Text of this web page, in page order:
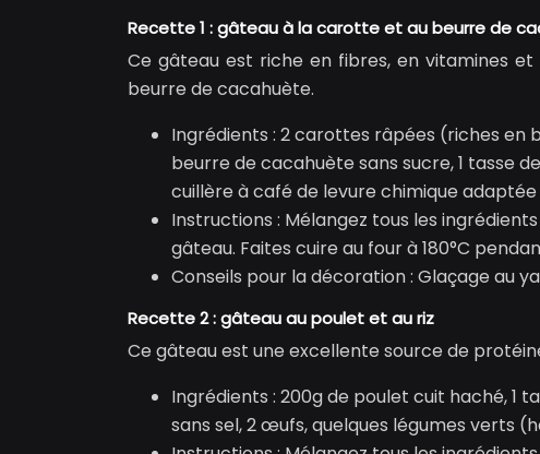
Recette 1 : gâteau à la carotte et au beurre de
Ce gâteau est riche en fibres, en vitamines
beurre de cacahuète.
Ingrédients : 2 carottes râpées (riches en
beurre de cacahuète sans sucre, 1 tasse
cuillère à café de levure chimique adaptée
Instructions : Mélangez tous les
gâteau. Faites cuire au four à 180°C
Conseils pour la décoration : Glaçage au
Recette 2 : gâteau au poulet et au riz
Ce gâteau est une excellente source de
Ingrédients : 200g de poulet cuit haché, 1
sans sel, 2 œufs, quelques légumes verts